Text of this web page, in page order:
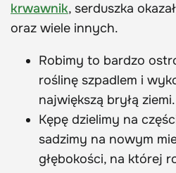
krwawnik, serduszka
oraz wiele innych.
Robimy to bardzo
roślinę szpadlem i
największą bryłą ziemi.
Kępę dzielimy na
sadzimy na nowym
głębokości, na której